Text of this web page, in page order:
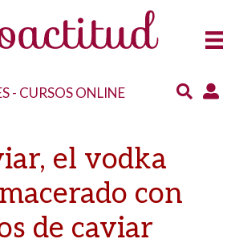
- CURSOS ONLINE
el vodka
con
de caviar